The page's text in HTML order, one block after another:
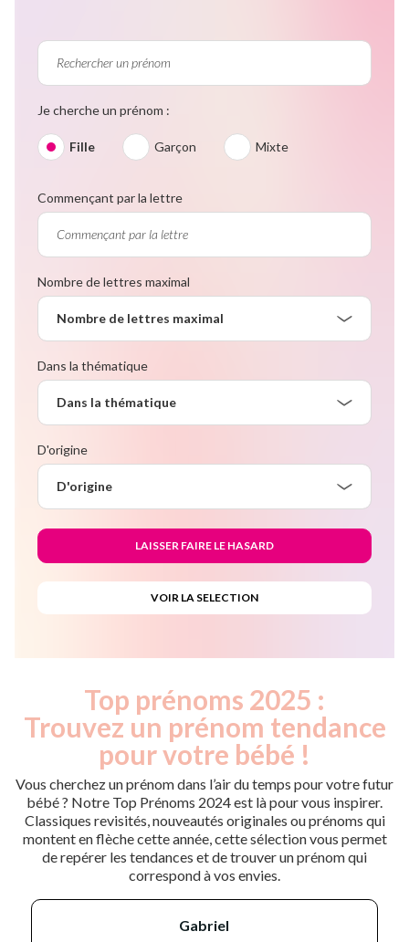
Je cherche un prénom :
Fille Garçon Mixte
Commençant par la lettre
Nombre de lettres maximal
Nombre de lettres maximal
Dans la thématique
Dans la thématique
D'origine
D'origine
Top prénoms 2025 :
Trouvez un prénom tendance
pour votre bébé !
Vous cherchez un prénom dans l’air du temps pour votre futur
bébé ? Notre Top Prénoms 2024 est là pour vous inspirer.
Classiques revisités, nouveautés originales ou prénoms qui
montent en flèche cette année, cette sélection vous permet
de repérer les tendances et de trouver un prénom qui
correspond à vos envies.
gabriel